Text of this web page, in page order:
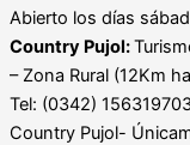
Abierto los días
Country Pujol:
– Zona Rural (12Km
Tel: (0342)
Country Pujol-